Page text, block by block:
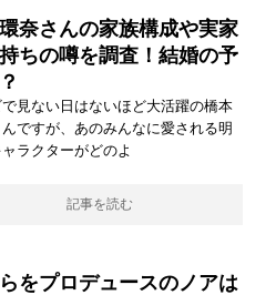
奈さんの家族構成や実家
ちの噂を調査！結婚の予
見ない日はないほど大活躍の橋本
ですが、あのみんなに愛される明
ラクターがどのよ
記事を読む
をプロデュースのノアは